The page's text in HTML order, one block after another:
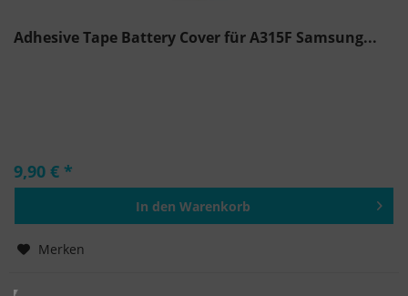
Adhesive Tape Battery Cover für A315F Samsung...
9,90 € *
In den Warenkorb
Merken